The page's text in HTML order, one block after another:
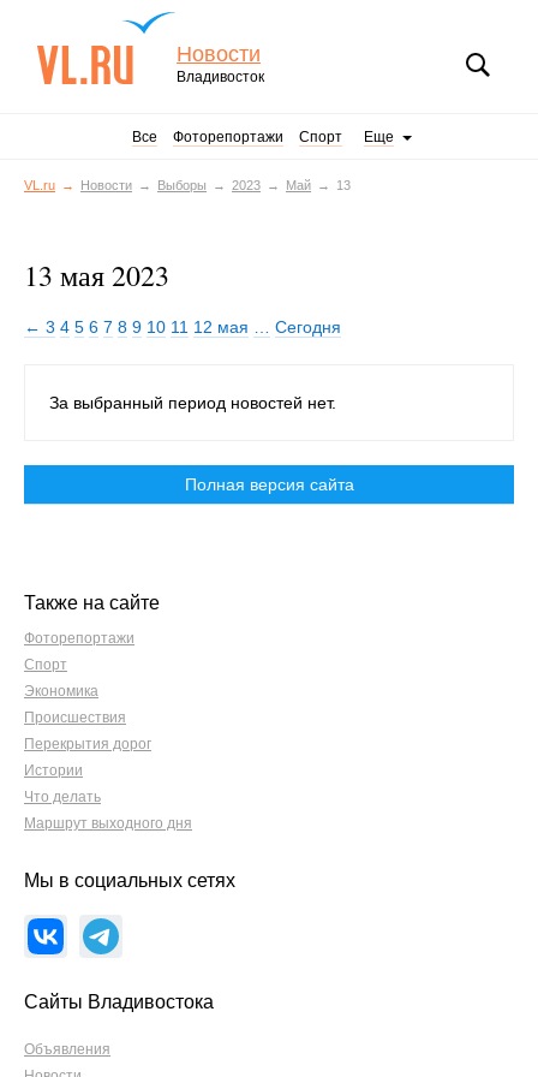
Новости
Владивосток
Все Фоторепортажи Спорт Еще
VL.ru Новости Выборы 2023 Май 13
13 мая 2023
← 3 4 5 6 7 8 9 10 11 12 мая Сегодня
За выбранный период новостей нет.
Полная версия сайта
Также на сайте
Фоторепортажи
Спорт
Экономика
Происшествия
Перекрытия дорог
Истории
Что делать
Маршрут выходного дня
Мы в социальных сетях
Сайты Владивостока
Объявления